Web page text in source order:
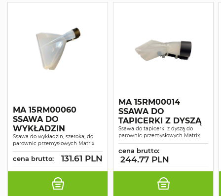
MA 15RM00060
SSAWA DO
WYKŁADZIN
Ssawa do wykładzin, szeroka, do
parownic przemysłowych Matrix
cena brutto: 131.61 PLN
MA 15RM00014
SSAWA DO
TAPICERKI Z DYSZĄ
Ssawa do tapicerki z dyszą do
parownic przemysłowych Matrix
cena brutto:
244.77 PLN